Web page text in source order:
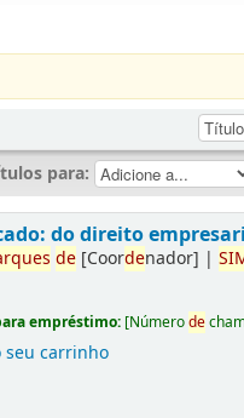
para:
do direito
de [Coordenador] |
empréstimo: [Númerode
seu carrinho